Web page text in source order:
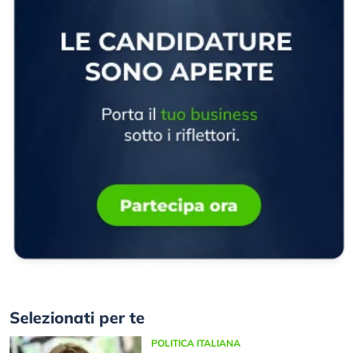
Selezionati per te
POLITICA ITALIANA